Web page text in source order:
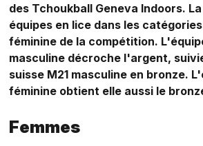
des Tchoukball Geneva Indoors.
équipes en lice dans les
féminine de la compétition.
masculine décroche l'argent,
suisse M21 masculine en bronze.
féminine obtient elle aussi le
Femmes